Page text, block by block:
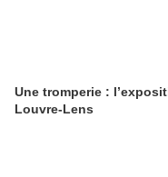
Une tromperie :
Louvre-Lens